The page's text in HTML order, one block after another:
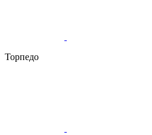
Торпедо